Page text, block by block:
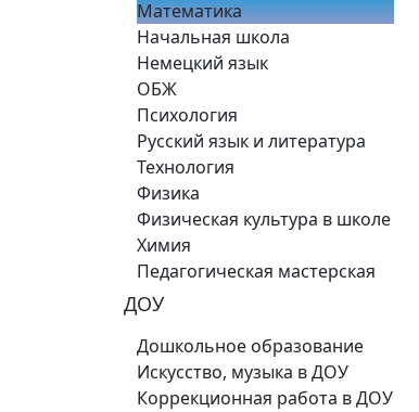
Математика
Начальная школа
Немецкий язык
ОБЖ
Психология
Русский язык и литература
Технология
Физика
Физическая культура в школе
Химия
Педагогическая мастерская
ДОУ
Дошкольное образование
Искусство, музыка в ДОУ
Коррекционная работа в ДОУ